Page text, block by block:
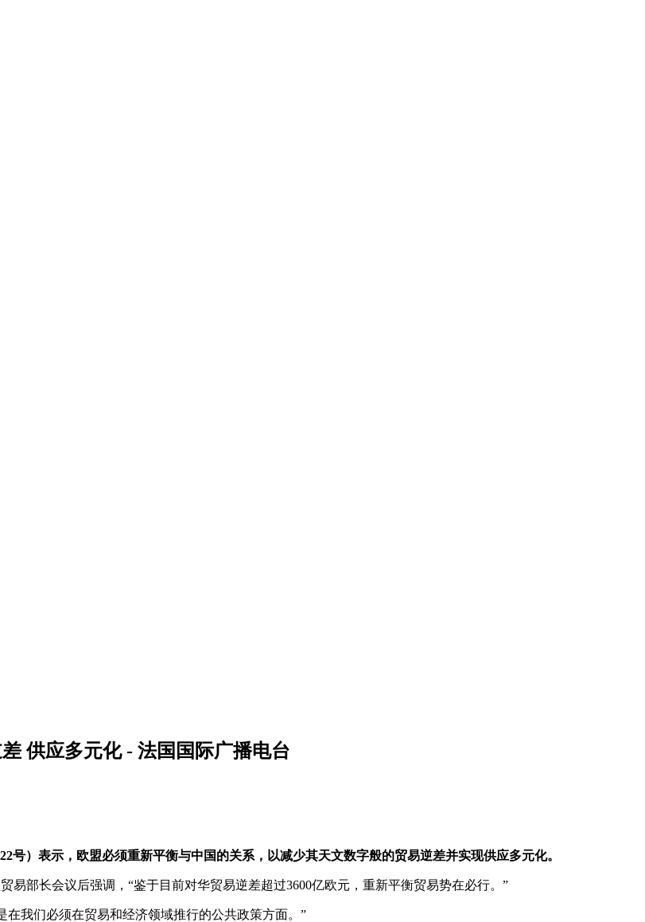
供应多元化 - 法国国际广播电台
号）表示，欧盟必须重新平衡与中国的关系，以减少其天文数字般的贸易逆差并实现供应多元化。
部长会议后强调，“鉴于目前对华贸易逆差超过3600亿欧元，重新平衡贸易势在必行。”
我们必须在贸易和经济领域推行的公共政策方面。”